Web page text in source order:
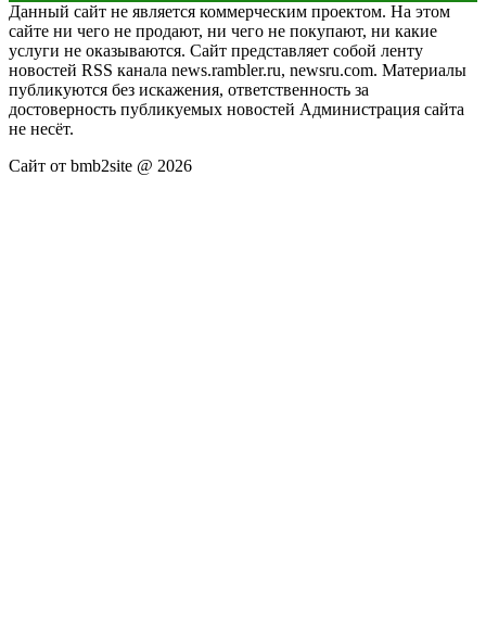
Данный сайт не является коммерческим проектом. На этом
сайте ни чего не продают, ни чего не покупают, ни какие
услуги не оказываются. Сайт представляет собой ленту
новостей RSS канала news.rambler.ru, newsru.com. Материалы
публикуются без искажения, ответственность за
достоверность публикуемых новостей Администрация сайта
не несёт.
Сайт от bmb2site @ 2026